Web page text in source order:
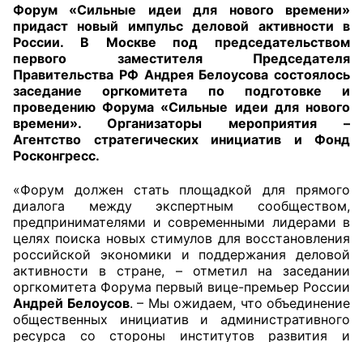
+7 (3842) 58-82-40
OPKO42@BK.RU
ОБРАТНАЯ СВЯЗЬ
Главная
Общественные советы
Общественные советы при территориальных
органах федеральных органов
исполнительной власти
Форум «Сильные идеи для нового времени»
придаст новый импульс деловой активности в
России. В Москве под председательством
первого заместителя Председателя
Правительства РФ Андрея Белоусова состоялось
заседание оргкомитета по подготовке и
проведению Форума «Сильные идеи для нового
времени». Организаторы мероприятия
–
Агентство стратегических инициатив и Фонд
Росконгресс.
«Форум должен стать площадкой для прямого
диалога между экспертным сообществом,
предпринимателями и современными лидерами в
целях поиска новых стимулов для восстановления
российской экономики и поддержания деловой
активности в стране, – отметил на заседании
оргкомитета Форума первый вице-премьер России
Андрей Белоусов. – Мы ожидаем, что объединение
общественных инициатив и административного
ресурса со стороны институтов развития и